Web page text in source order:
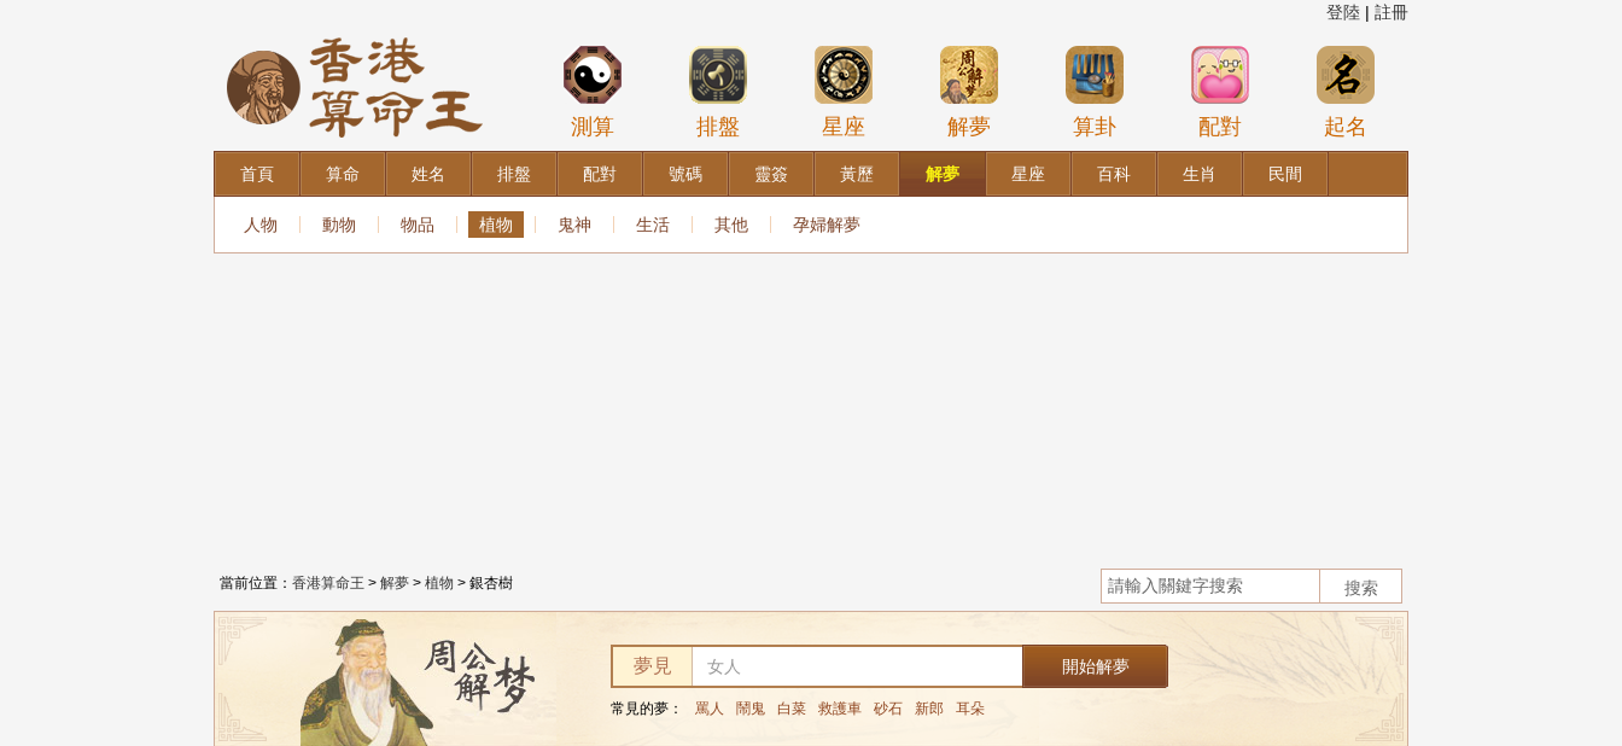
登陸 | 註冊
測算 排盤 星座 解夢 算卦 配對 起名
首頁 算命 姓名 排盤 配對 號碼 靈簽 黃歷 解夢 星座 百科 生肖 民間
人物 動物 物品 植物 鬼神 生活 其他 孕婦解夢
當前位置： 香港算命王 > 解夢 > 植物 > 銀杏樹
夢見
常見的夢： 罵人 鬧鬼 白菜 救護車 砂石 新郎 耳朵